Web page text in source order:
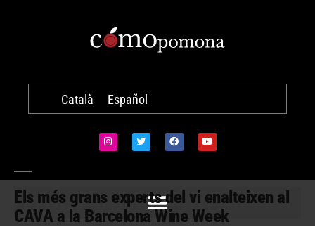
Català Español
Els més grans experts del vi enalteixen al
CAVA a la Barcelona Wine Week